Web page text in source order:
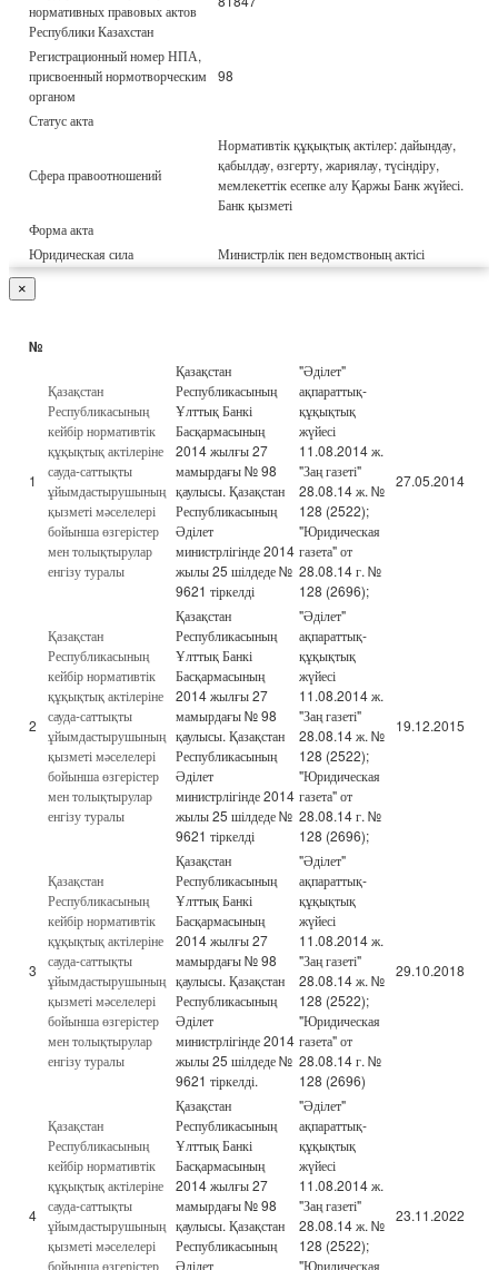
нормативных правовых актов
Республики Казахстан
Регистрационный номер НПА,
присвоенный нормотворческим
органом
98
Статус акта
Сфера правоотношений
Нормативтік құқықтық актілер: дайындау,
қабылдау, өзгерту, жариялау, түсіндіру,
мемлекеттік есепке алу Қаржы Банк жүйесі.
Банк қызметі
Форма акта
Юридическая сила
Министрлік пен ведомствоның актісі
×
№
1
Қазақстан
Республикасының
кейбір нормативтік
құқықтық актілеріне
сауда-саттықты
ұйымдастырушының
қызметі мәселелері
бойынша өзгерістер
мен толықтырулар
енгізу туралы
Қазақстан
Республикасының
Ұлттық Банкі
Басқармасының
2014 жылғы 27
мамырдағы № 98
қаулысы. Қазақстан
Республикасының
Әділет
министрлігінде 2014
жылы 25 шілдеде №
9621 тіркелді
"Әділет"
ақпараттық-
құқықтық
жүйесі
11.08.2014 ж.
"Заң газеті"
28.08.14 ж. №
128 (2522);
"Юридическая
газета" от
28.08.14 г. №
128 (2696);
27.05.2014
2
Қазақстан
Республикасының
кейбір нормативтік
құқықтық актілеріне
сауда-саттықты
ұйымдастырушының
қызметі мәселелері
бойынша өзгерістер
мен толықтырулар
енгізу туралы
Қазақстан
Республикасының
Ұлттық Банкі
Басқармасының
2014 жылғы 27
мамырдағы № 98
қаулысы. Қазақстан
Республикасының
Әділет
министрлігінде 2014
жылы 25 шілдеде №
9621 тіркелді
"Әділет"
ақпараттық-
құқықтық
жүйесі
11.08.2014 ж.
"Заң газеті"
28.08.14 ж. №
128 (2522);
"Юридическая
газета" от
28.08.14 г. №
128 (2696);
19.12.2015
3
Қазақстан
Республикасының
кейбір нормативтік
құқықтық актілеріне
сауда-саттықты
ұйымдастырушының
қызметі мәселелері
бойынша өзгерістер
мен толықтырулар
енгізу туралы
Қазақстан
Республикасының
Ұлттық Банкі
Басқармасының
2014 жылғы 27
мамырдағы № 98
қаулысы. Қазақстан
Республикасының
Әділет
министрлігінде 2014
жылы 25 шілдеде №
9621 тіркелді.
"Әділет"
ақпараттық-
құқықтық
жүйесі
11.08.2014 ж.
"Заң газеті"
28.08.14 ж. №
128 (2522);
"Юридическая
газета" от
28.08.14 г. №
128 (2696)
29.10.2018
4
Қазақстан
Республикасының
кейбір нормативтік
құқықтық актілеріне
сауда-саттықты
ұйымдастырушының
қызметі мәселелері
бойынша өзгерістер
Қазақстан
Республикасының
Ұлттық Банкі
Басқармасының
2014 жылғы 27
мамырдағы № 98
қаулысы. Қазақстан
Республикасының
Әділет
"Әділет"
ақпараттық-
құқықтық
жүйесі
11.08.2014 ж.
"Заң газеті"
28.08.14 ж. №
128 (2522);
"Юридическая
23.11.2022